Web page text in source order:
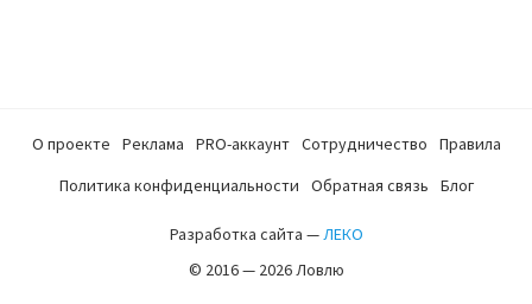
О проекте Реклама PRO-аккаунт Сотрудничество
Правила
Политика конфиденциальности
Обратная связь Блог
Разработка сайта —ЛЕКО
© 2016 — 2026 Ловлю